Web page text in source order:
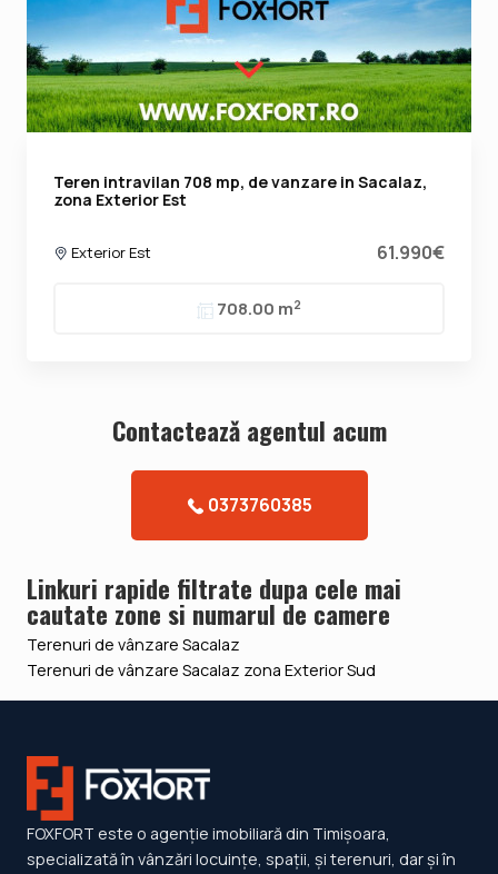
Teren intravilan 708 mp, de vanzare in Sacalaz,
zona Exterior Est
Exterior Est 61.990€
708.00 m2
Contacteazǎ agentul acum
0373760385
Linkuri rapide filtrate dupa cele mai
cautate zone si numarul de camere
Terenuri de vânzare Sacalaz
Terenuri de vânzare Sacalaz zona Exterior Sud
FOXFORT este o agenție imobiliară din Timișoara,
specializată în vânzări locuințe, spații, și terenuri, dar și în